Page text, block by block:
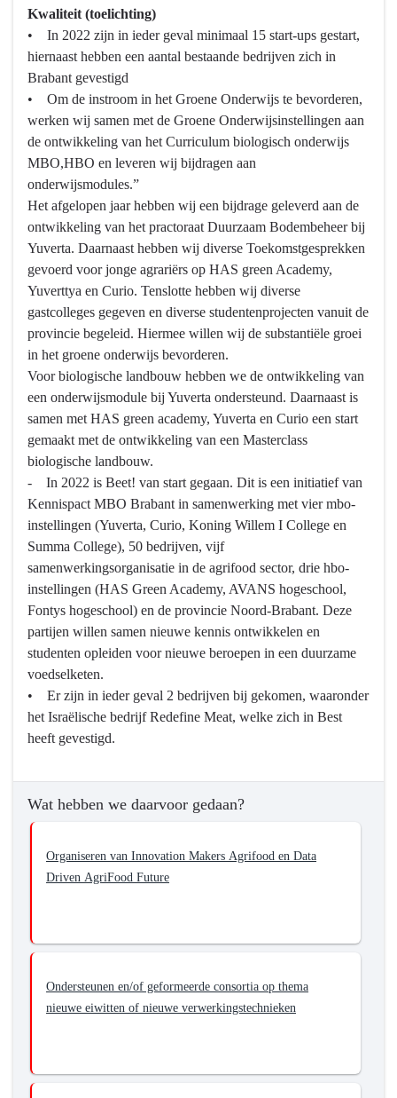
Kwaliteit (toelichting)
• In 2022 zijn in ieder geval minimaal 15 start-ups gestart,
hiernaast hebben een aantal bestaande bedrijven zich in
Brabant gevestigd
• Om de instroom in het Groene Onderwijs te bevorderen,
werken wij samen met de Groene Onderwijsinstellingen aan
de ontwikkeling van het Curriculum biologisch onderwijs
MBO,HBO en leveren wij bijdragen aan
onderwijsmodules.”
Het afgelopen jaar hebben wij een bijdrage geleverd aan de
ontwikkeling van het practoraat Duurzaam Bodembeheer bij
Yuverta. Daarnaast hebben wij diverse Toekomstgesprekken
gevoerd voor jonge agrariërs op HAS green Academy,
Yuverttya en Curio. Tenslotte hebben wij diverse
gastcolleges gegeven en diverse studentenprojecten vanuit de
provincie begeleid. Hiermee willen wij de substantiële groei
in het groene onderwijs bevorderen.
Voor biologische landbouw hebben we de ontwikkeling van
een onderwijsmodule bij Yuverta ondersteund. Daarnaast is
samen met HAS green academy, Yuverta en Curio een start
gemaakt met de ontwikkeling van een Masterclass
biologische landbouw.
- In 2022 is Beet! van start gegaan. Dit is een initiatief van
Kennispact MBO Brabant in samenwerking met vier mbo-
instellingen (Yuverta, Curio, Koning Willem I College en
Summa College), 50 bedrijven, vijf
samenwerkingsorganisatie in de agrifood sector, drie hbo-
instellingen (HAS Green Academy, AVANS hogeschool,
Fontys hogeschool) en de provincie Noord-Brabant. Deze
partijen willen samen nieuwe kennis ontwikkelen en
studenten opleiden voor nieuwe beroepen in een duurzame
voedselketen.
• Er zijn in ieder geval 2 bedrijven bij gekomen, waaronder
het Israëlische bedrijf Redefine Meat, welke zich in Best
heeft gevestigd.
Wat hebben we daarvoor gedaan?
Organiseren van Innovation Makers Agrifood en Data
Driven AgriFood Future
Ondersteunen en/of geformeerde consortia op thema
nieuwe eiwitten of nieuwe verwerkingstechnieken